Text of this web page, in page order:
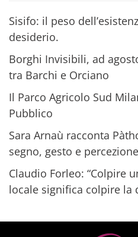
Sisifo: il peso
desiderio.
Borghi Invisibili, ad
tra Barchi e Orciano
Il Parco Agricolo Sud
Pubblico
Sara Arnaù racconta
segno, gesto e
Claudio Forleo: “Colpire
locale significa colpire la